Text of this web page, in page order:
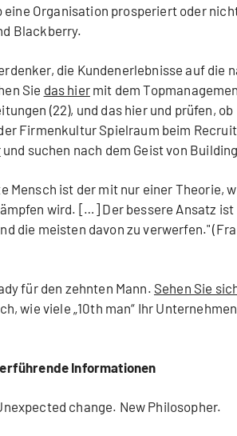
eine Organisation prosperiert oder
Blackberry.
die Kundenerlebnisse auf die
Sie das hiermit dem
(22), und das hier und prüfen, ob
Firmenkultur Spielraum beim
und suchen nach dem Geist von
Mensch ist der mit nur einer Theorie,
wird. […] Der bessere Ansatz ist
die meisten davon zu verwerfen."
für den zehnten Mann. Sehen Sie
wie viele „10th man“ Ihr
Informationen
change. New Philosopher.